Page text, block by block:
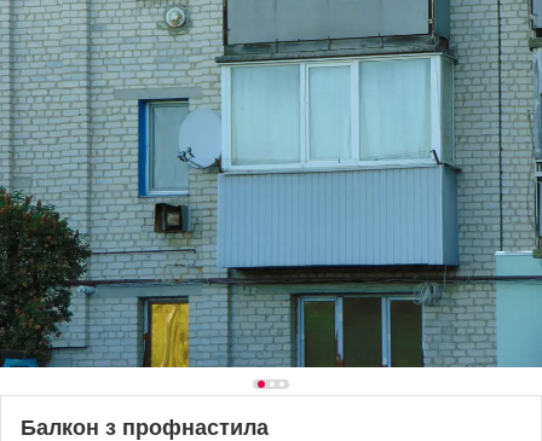
Балкон з профнастила